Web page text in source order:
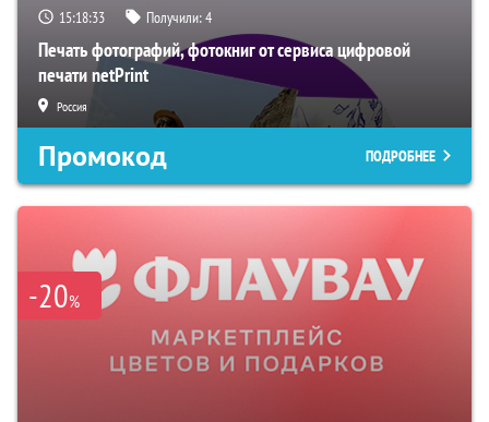
15:18:32 Получили:4
Печать фотографий, фотокниг от сервиса цифровой
печати netPrint
Россия
Промокод ПОДРОБНЕЕ
-20%